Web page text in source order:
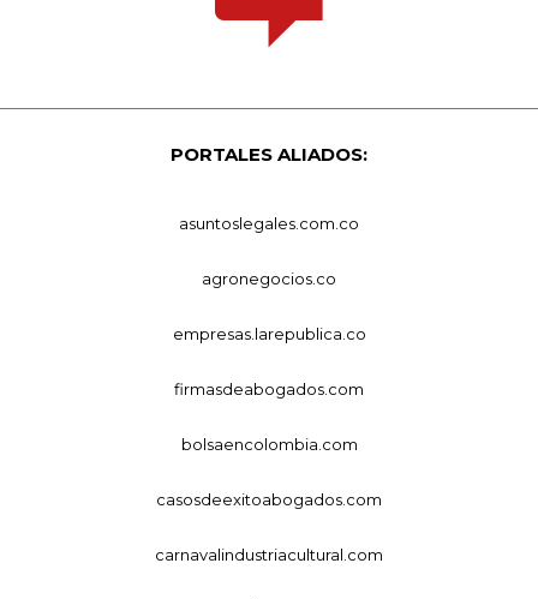
PORTALES ALIADOS:
asuntoslegales.com.co
agronegocios.co
empresas.larepublica.co
firmasdeabogados.com
bolsaencolombia.com
casosdeexitoabogados.com
carnavalindustriacultural.com